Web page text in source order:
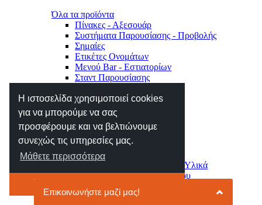
Η ιστοσελίδα χρησιμοποιεί cookies
για να μπορούμε να σας
προσφέρουμε και να βελτιώνουμε
συνεχώς τις υπηρεσίες μας.
Μάθετε περισσότερα
Όλα τα προϊόντα
Πίνακες - Αξεσουάρ
Συστήματα Παρουσίασης - Προβολής
Σημαίες
Ετικέτες Ονομάτων
Μενού Bar - Εστιατορίων
Σταντ Παρουσίασης
Μηχανές Γραφείου
Όλα τα προϊόντα
Αριθμομηχανές
Ετικετογράφοι - Αναλώσιμα
Μηχανές Πλαστικοποίησης - Υλικά
Φωτιστικά - Ρολόγια Γραφείου
Συρτάρια - Συρταριέρες
Κλειδοθήκες - Γραμματοκιβώτια